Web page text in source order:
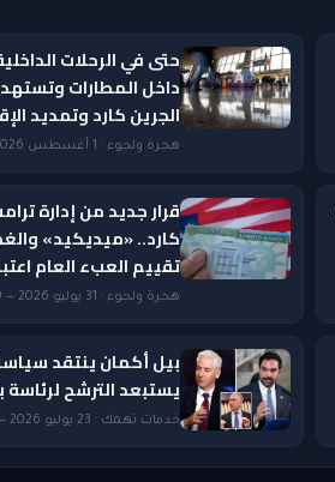
داخل المطارات
الجرين كارد وتمديد
هجرة ولجوء · 1 أغسطس 2026 — 12:51 PM
قرار جديد من إدارة
كارد.. «ميديكيد»
تقييم العبء العام اعتبارًا من
هجرة ولجوء · 31 يوليو 2026 — 8:19 AM
بيل أكمان ينتقد
يستبعد الترشح لرئاسة
خدمات تهمك · 23 يوليو 2026 — 5:35 PM